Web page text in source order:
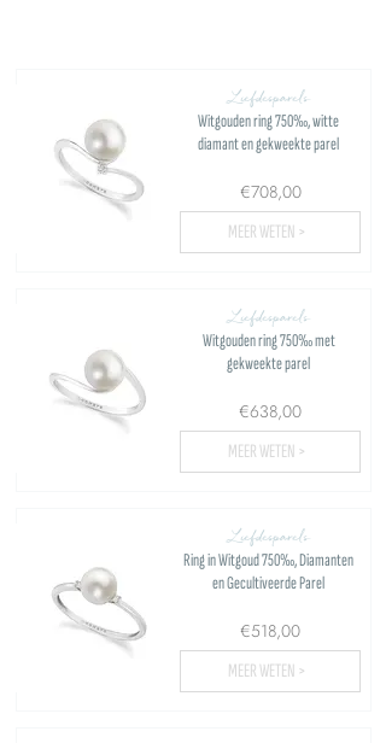
Liefdesparels
Witgouden ring 750‰, witte
diamant en gekweekte parel
€708,00
MEER WETEN >
Liefdesparels
Witgouden ring 750‰ met
gekweekte parel
€638,00
MEER WETEN >
Liefdesparels
Ring in Witgoud 750‰, Diamanten
en Gecultiveerde Parel
€518,00
MEER WETEN >